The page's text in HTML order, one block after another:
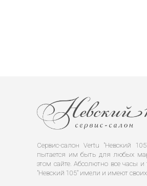
Сервис-салон Vertu "Невский
пытается им быть для любых
этом сайте. Абсолютно все часы
"Невский 105" имели и имеют своих